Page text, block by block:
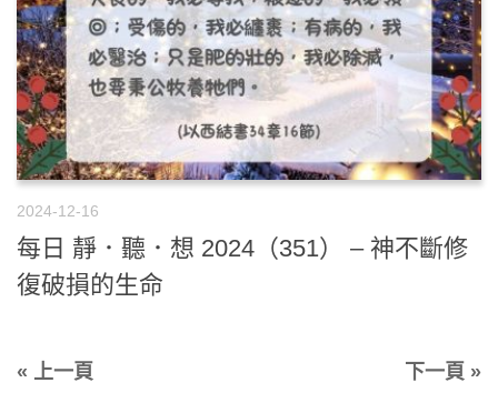
2024-12-16
每日 靜．聽．想 2024（351） – 神不斷修
復破損的生命
« 上一頁 下一頁 »